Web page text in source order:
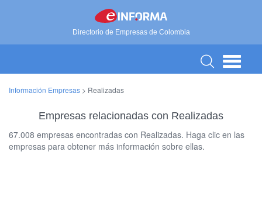
Directorio de Empresas de Colombia
Información Empresas > Realizadas
Empresas relacionadas con Realizadas
67.008 empresas encontradas con Realizadas. Haga clic en las
empresas para obtener más información sobre ellas.